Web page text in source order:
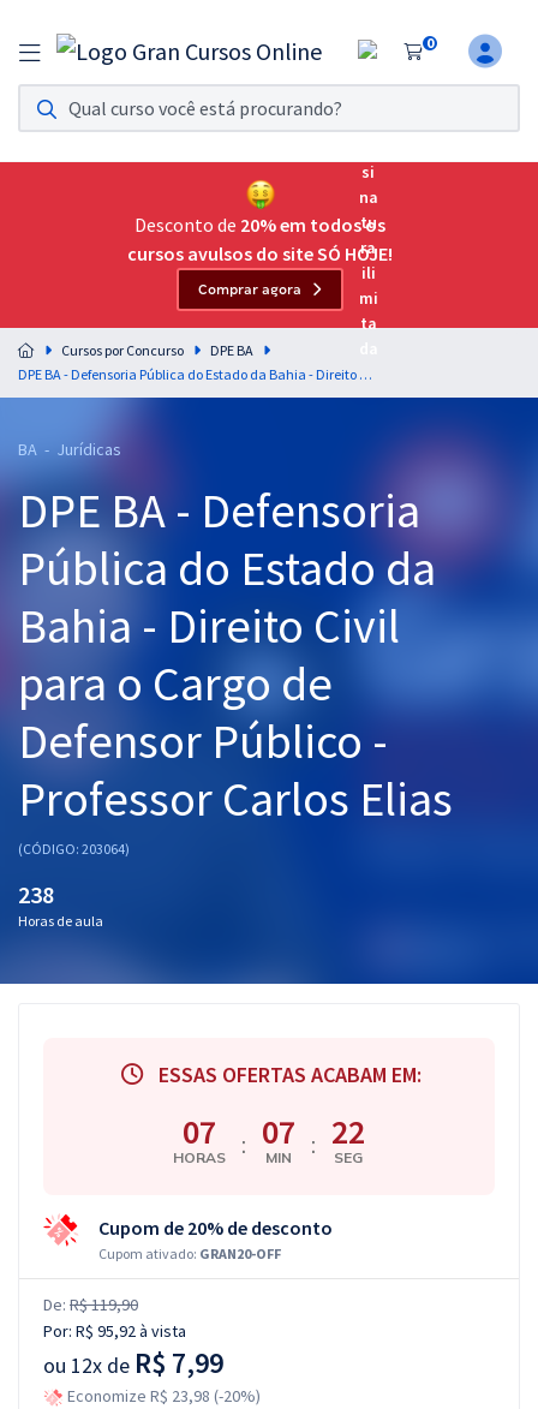
0
Assinatura Ilimitada 11
Acesso a todos os cursos. Teste grátis por 7 dias!
Assinatura OAB Até Passar
Acesso ilimitado a toda preparação para o Exame da
Residências Multiprofissionais
Preparação completa e intensiva para as principais
residências em saúde do Brasil
Cursos 20% OFF
Pós
Graduação
OAB
Mentorias
Questões grátis
Aprovados
Desconto de 20% em todos os
cursos avulsos do site SÓ HOJE!
Comprar agora
Cursos por Concurso
DPE BA
DPE BA - Defensoria Pública do Estado da Bahia - Direito Civil para o Cargo de Defensor Público - Professor Carlos Elias
BA - Jurídicas
DPE BA - Defensoria
Pública do Estado da
Bahia - Direito Civil
para o Cargo de
Defensor Público -
Professor Carlos Elias
(CÓDIGO: 203064)
238
Horas de aula
ESSAS OFERTAS ACABAM EM:
07
HORAS : 07
MIN : 21
SEG
Cupom de 20% de desconto
Cupom ativado: GRAN20-OFF
De: R$ 119,90
Por: R$ 95,92à vista
ou 12x de R$ 7,99
Economize R$ 23,98 (-20%)